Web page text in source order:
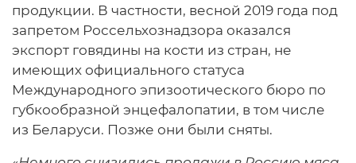
продукции. В частности, весной 2019 года под
запретом Россельхознадзора оказался
экспорт говядины на кости из стран, не
имеющих официального статуса
Международного эпизоотического бюро по
губкообразной энцефалопатии, в том числе
из Беларуси. Позже они были сняты.